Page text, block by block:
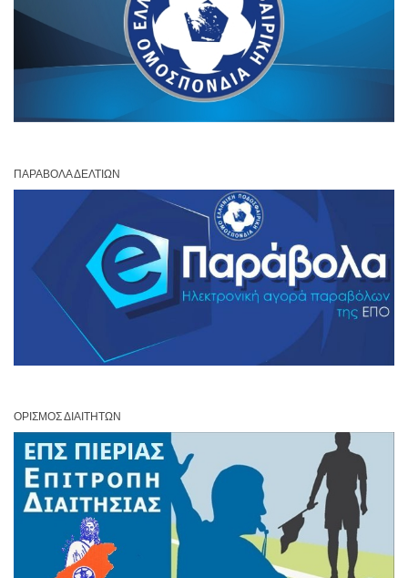
ΠΑΡΆΒΟΛΑ ΔΕΛΤΊΩΝ
ΟΡΙΣΜΌΣ ΔΙΑΙΤΗΤΏΝ